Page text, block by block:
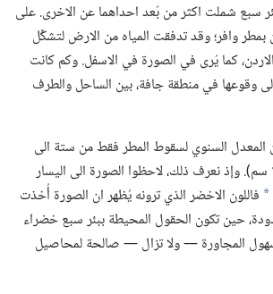
سبع شملت اكثر من بُعد احداهما عن الاخرى.‏ على
بمطر وافر؛‏ وقد تدفقت المياه من الارض لتشكِّل
الاردن،‏ كما يُرى في الصورة في الاسفل.‏ وكم كانت
وقوعها في منطقة جافة،‏ بين الساحل والطرف
المعدل السنوي لسقوط المطر فقط من ستة الى
ثمانية انشات (‏١٥ الى ٢٠ سم)‏.‏ وإذ نعرف ذلك،‏ لاحظوا الصورة الى اليسار
* فاللون الاخضر الذي ترونه يُظهر ان الصورة أُخذت
حين تكون الحقول المحيطة ببئر سبع خضراء
المجاورة —‏ ولا تزال —‏ صالحة لمحاصيل